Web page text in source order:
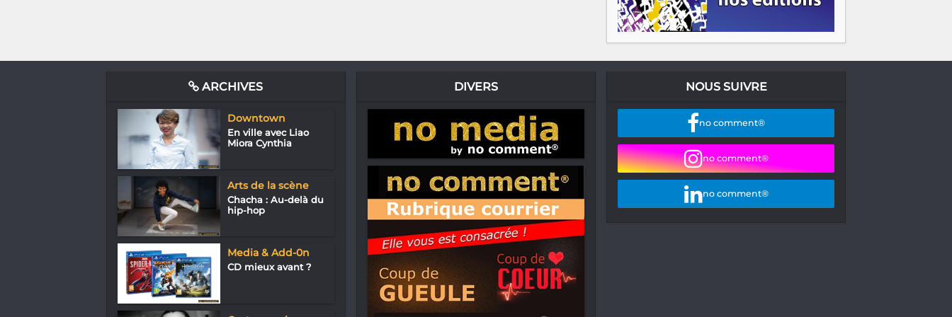
ARCHIVES
Downtown
En ville avec Liao
Miora Cynthia
Arts de la scène
Chacha : Au-delà du
hip-hop
Media & Add-0n
CD mieux avant ?
DIVERS NOUS SUIVRE
no comment®
no comment®
no comment®